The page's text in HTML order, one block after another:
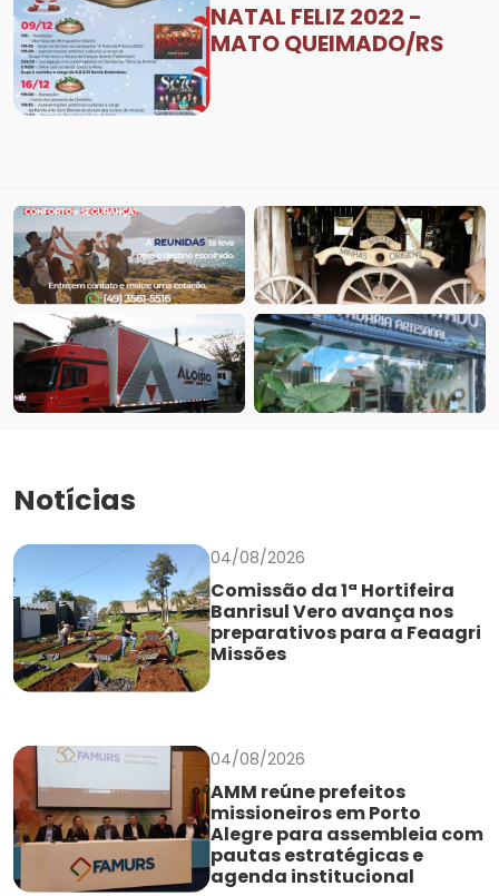
NATAL FELIZ 2022 -
MATO QUEIMADO/RS
Notícias
04/08/2026
Comissão da 1ª Hortifeira
Banrisul Vero avança nos
preparativos para a Feaagri
Missões
04/08/2026
AMM reúne prefeitos
missioneiros em Porto
Alegre para assembleia com
pautas estratégicas e
agenda institucional